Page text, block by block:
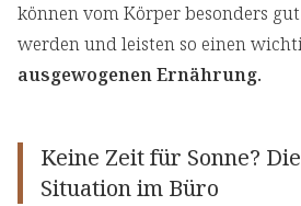
können vom Körper besonders
werden und leisten so einen
ausgewogenen Ernährung.
Keine Zeit für Sonne?
Situation im Büro